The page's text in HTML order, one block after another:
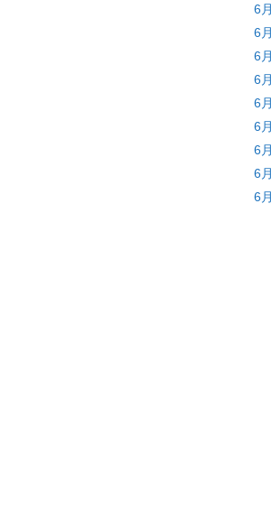
6
6
6
6
6
6
6
6
6